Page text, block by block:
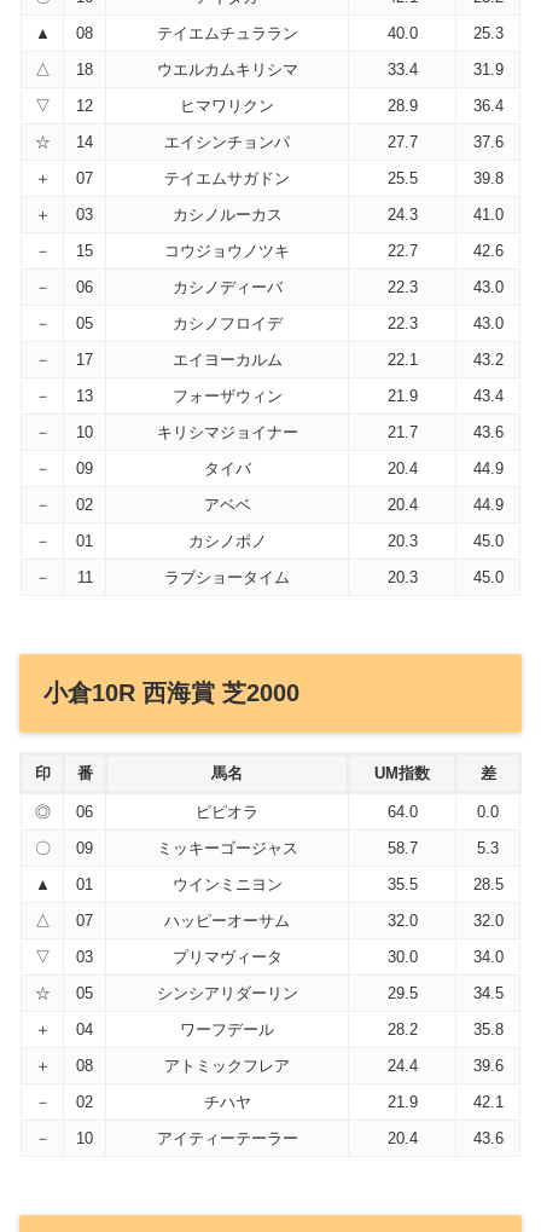
▲
08 テイエムチュララン 40.0
25.3
△
18 ウエルカムキリシマ 33.4
31.9
▽
12 ヒマワリクン 28.9
36.4
☆
14 エイシンチョンパ 27.7
37.6
＋
07 テイエムサガドン 25.5
39.8
＋
03 カシノルーカス 24.3
41.0
－
15 コウジョウノツキ 22.7
42.6
－
06 カシノディーバ 22.3
43.0
－
05 カシノフロイデ 22.3
43.0
－
17 エイヨーカルム 22.1
43.2
－
13 フォーザウィン 21.9
43.4
－
10 キリシマジョイナー 21.7
43.6
－
09 タイバ 20.4
44.9
－
02 アベベ 20.4
44.9
－
01 カシノポノ 20.3
45.0
－
11 ラブショータイム 20.3 45.0
小倉10R 西海賞 芝2000
印 番 馬名 UM指数 差
◎ 06 ピピオラ 64.0
0.0
〇
09 ミッキーゴージャス 58.7
5.3
▲
01 ウインミニヨン 35.5
28.5
△
07 ハッピーオーサム 32.0
32.0
▽
03 プリマヴィータ 30.0
34.0
☆
05 シンシアリダーリン 29.5
34.5
＋
04 ワーフデール 28.2
35.8
＋
08 アトミックフレア 24.4
39.6
－
02 チハヤ 21.9
42.1
－
10 アイティーテーラー 20.4 43.6